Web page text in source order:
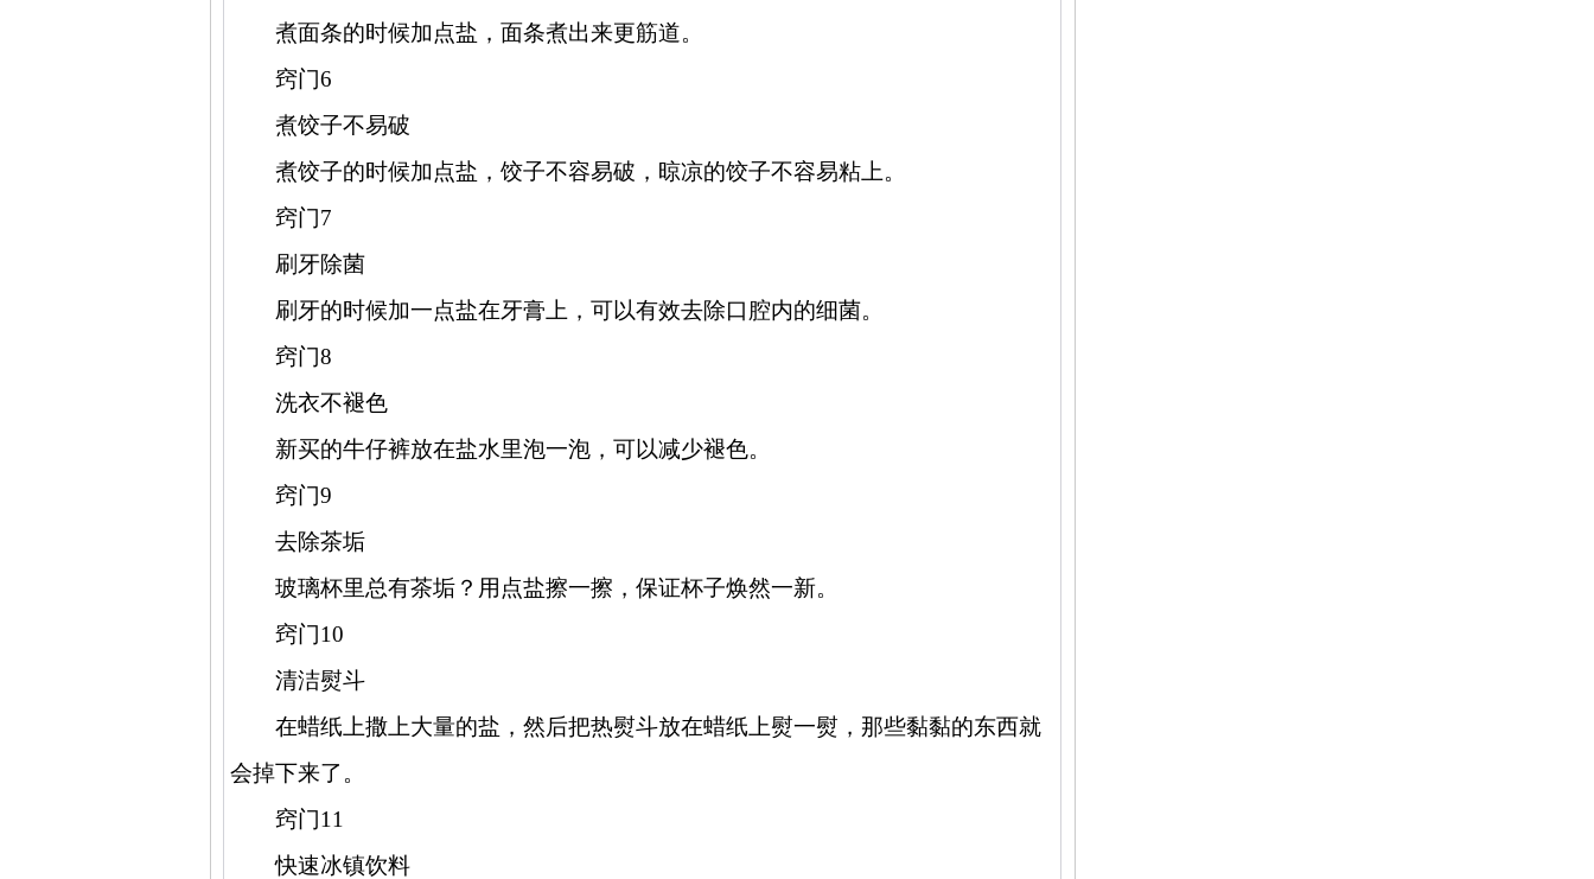
煮面条的时候加点盐，面条煮出来更筋道。
窍门6
煮饺子不易破
煮饺子的时候加点盐，饺子不容易破，晾凉的饺子不容易粘上。
窍门7
刷牙除菌
刷牙的时候加一点盐在牙膏上，可以有效去除口腔内的细菌。
窍门8
洗衣不褪色
新买的牛仔裤放在盐水里泡一泡，可以减少褪色。
窍门9
去除茶垢
玻璃杯里总有茶垢？用点盐擦一擦，保证杯子焕然一新。
窍门10
清洁熨斗
在蜡纸上撒上大量的盐，然后把热熨斗放在蜡纸上熨一熨，那些黏黏的东西就
会掉下来了。
窍门11
快速冰镇饮料